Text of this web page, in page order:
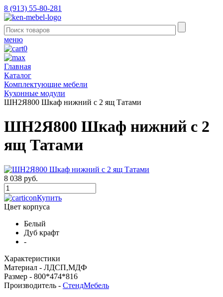
8 (913) 55-80-281
меню
0
Главная
Каталог
Комплектующие мебели
Кухонные модули
ШН2Я800 Шкаф нижний с 2 ящ Татами
ШН2Я800 Шкаф нижний с 2
ящ Татами
8 038 руб.
Купить
Цвет корпуса
Белый
Дуб крафт
-
Характеристики
Материал - ЛДСП,МДФ
Размер - 800*474*816
Производитель - СтендМебель